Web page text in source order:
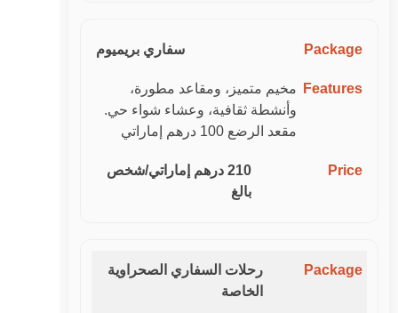
سفاري بريميوم
مخيم متميز، ومقاعد مطورة،
وأنشطة ثقافية، وعشاء شواء حي.
مقعد الرضع 100 درهم إماراتي
210 درهم إماراتي/شخص
بالغ
رحلات السفاري الصحراوية
الخاصة